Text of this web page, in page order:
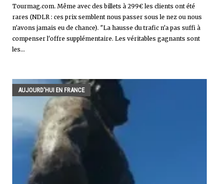
Tourmag.com. Même avec des billets à 299€ les clients ont été
rares (NDLR : ces prix semblent nous passer sous le nez ou nous
n'avons jamais eu de chance). "La hausse du trafic n'a pas suffi à
compenser l'offre supplémentaire. Les véritables gagnants sont
les...
AUJOURD'HUI EN FRANCE